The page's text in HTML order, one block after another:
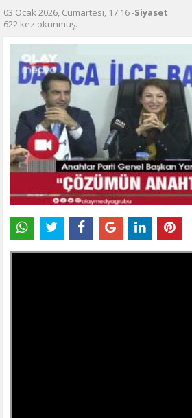
03 Ocak 2026, Cumartesi, 17:16 -Siyaset
622 kez okunmuş.